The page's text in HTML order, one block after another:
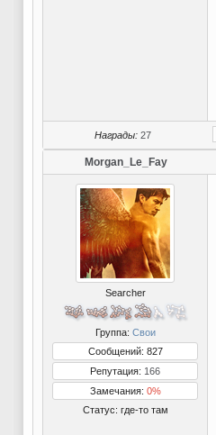
Награды: 27
Morgan_Le_Fay
Searcher
Группа: Свои
Сообщений: 827
Репутация: 166
Замечания: 0%
Статус: где-то там